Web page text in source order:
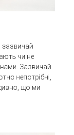
зазвичай
чи не
нами. Зазвичай
непотрібні,
що ми